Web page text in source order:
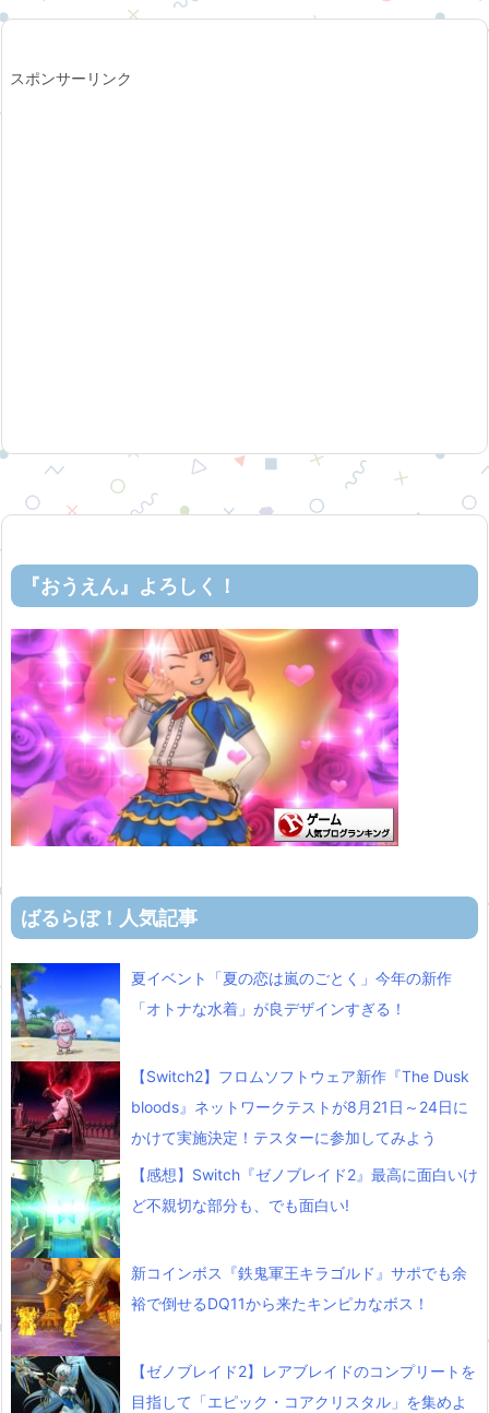
スポンサーリンク
『おうえん』よろしく！
ばるらぼ！人気記事
夏イベント「夏の恋は嵐のごとく」今年の新作
「オトナな水着」が良デザインすぎる！
【Switch2】フロムソフトウェア新作『The Dusk
bloods』ネットワークテストが8月21日～24日に
かけて実施決定！テスターに参加してみよう
【感想】Switch『ゼノブレイド2』最高に面白いけ
ど不親切な部分も、でも面白い!
新コインボス『鉄鬼軍王キラゴルド』サポでも余
裕で倒せるDQ11から来たキンピカなボス！
【ゼノブレイド2】レアブレイドのコンプリートを
目指して「エピック・コアクリスタル」を集めよ